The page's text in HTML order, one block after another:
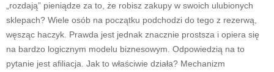
„rozdają” pieniądze za to, że robisz zakupy w swoich ulubionych
sklepach? Wiele osób na początku podchodzi do tego z rezerwą,
węsząc haczyk. Prawda jest jednak znacznie prostsza i opiera się
na bardzo logicznym modelu biznesowym. Odpowiedzią na to
pytanie jest afiliacja. Jak to właściwie działa? Mechanizm